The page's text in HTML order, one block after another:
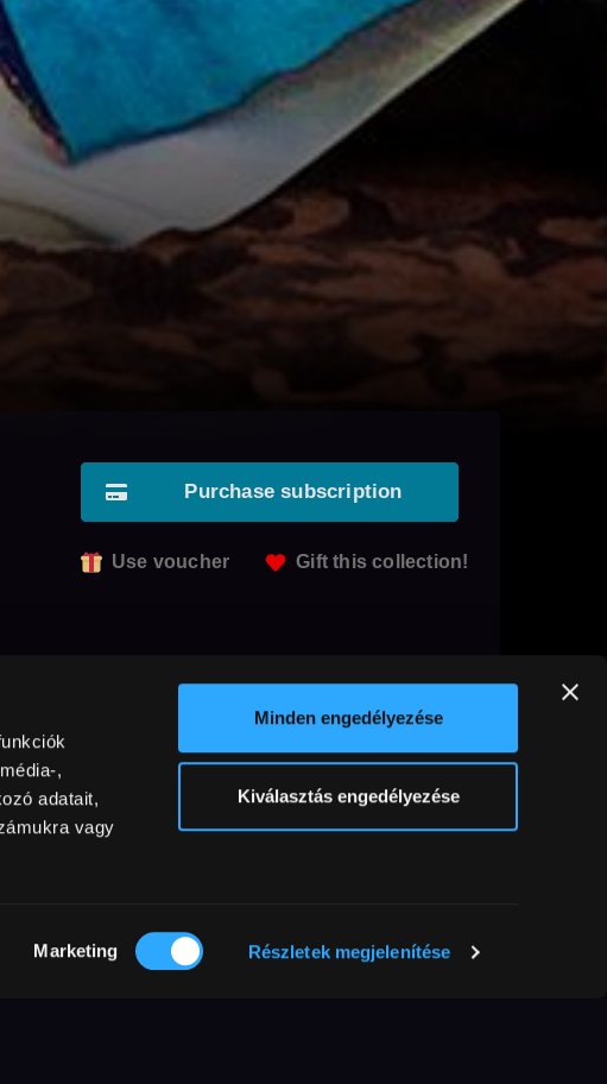
,
adatait,
vagy
Marketing Részletek megjelenítése
Minden engedélyezése
Kiválasztás engedélyezése
Purchase subscription
Use voucher Gift this collection!